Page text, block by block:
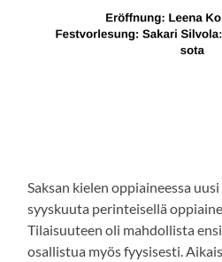
Saksan kielen oppiaineessa
syyskuuta perinteisellä
Tilaisuuteen oli mahdollista
osallistua myös fyysisesti.